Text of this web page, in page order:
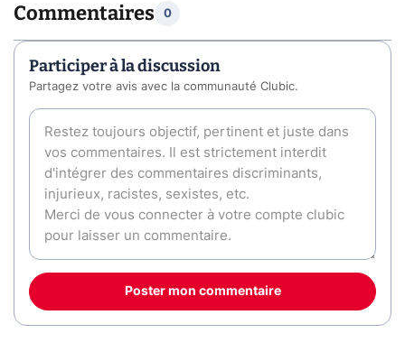
Commentaires 0
Participer à la discussion
Partagez votre avis avec la communauté Clubic.
Poster mon commentaire